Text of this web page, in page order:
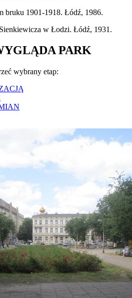
bruku 1901-1918. Łódź, 1986.
w Łodzi. Łódź, 1931.
PARK
wybrany etap: